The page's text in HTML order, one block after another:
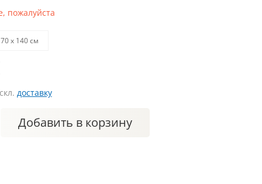
пожалуйста
70 х 140 см
доставку
Добавить в корзину